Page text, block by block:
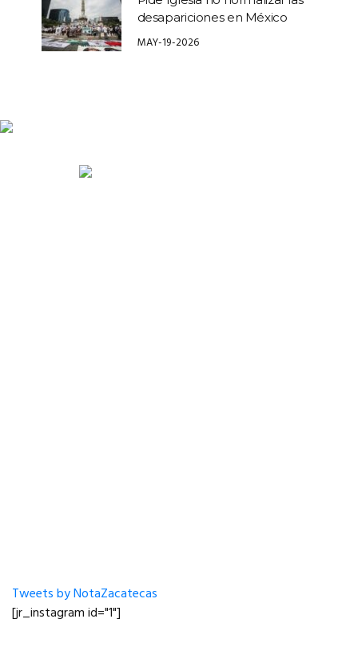
desapariciones en México
MAY-19-2026
Tweets by NotaZacatecas
[jr_instagram id="1"]